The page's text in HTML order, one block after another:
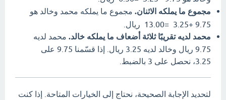
مجموع ما يملكه الاثنان. مجموع ما يملكه محمد وخالد هو
9.75
+
3.25
=
13.00 ريال.
محمد لديه تقريبًا ثلاثة أضعاف ما يملكه خالد. محمد لديه
9.75 ريال وخالد لديه 3.25 ريال. إذا قسّمنا 9.75 على
3.25، نحصل على 3 بالضبط.
لتحديد الإجابة الصحيحة، نحتاج إلى الخيارات المتاحة. إذا كنت